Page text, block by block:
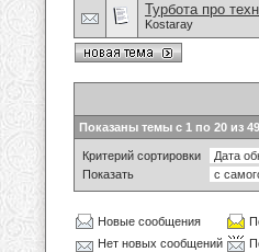
Турбота про
Kostaray
Показаны темы с 1 по 20 из
Критерий сортировки
Показать
Новые сообщения
Нет новых сообщений